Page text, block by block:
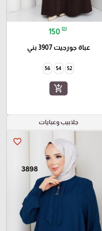
150 ₪
عباة جورجيت 3907 بني
52
54
56
add_shopping_cart
جلابيب وعبايات
favorite_border